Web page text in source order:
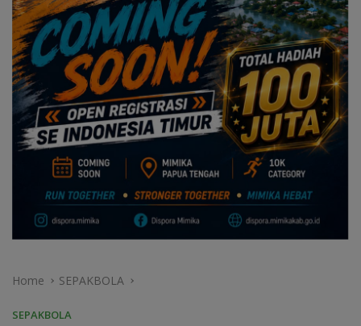
Home SEPAKBOLA
SEPAKBOLA